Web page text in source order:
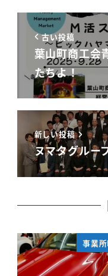
古い投稿
葉山町商工会
たちよ！
新しい投稿
ヌマタグルー
事業